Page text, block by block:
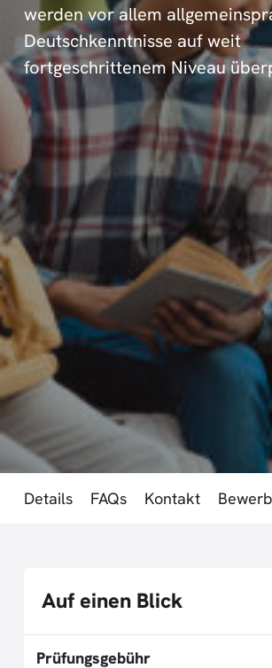
werden vor allem
Deutschkenntnisse auf weit
fortgeschrittenem Niveau
Details FAQs Kontakt
Auf einen Blick
Prüfungsgebühr